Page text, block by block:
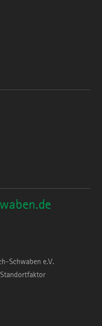
Schwaben e.V.